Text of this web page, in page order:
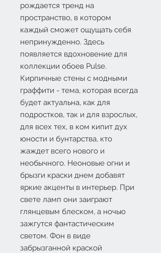
рождается тренд на
пространство, в котором
каждый сможет ощущать себя
непринужденно. Здесь
появляется вдохновение для
коллекции обоев Pulse.
Кирпичные стены с модными
граффити - тема, которая всегда
будет актуальна, как для
подростков, так и для взрослых,
для всех тех, в ком кипит дух
юности и бунтарства, кто
жаждет всего нового и
необычного. Неоновые огни и
брызги краски днем добавят
яркие акценты в интерьер. При
свете ламп они заиграют
глянцевым блеском, а ночью
зажгутся фантастическим
светом. Фон в виде
забрызганной краской